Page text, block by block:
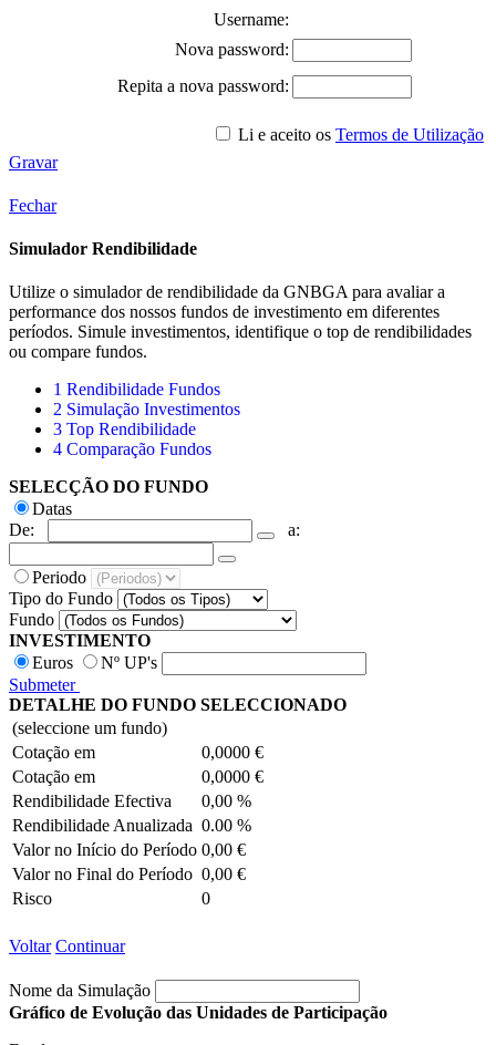
Username:
Nova password:
Repita a nova password:
Li e aceito os Termos de Utilização
Gravar
Fechar
Simulador Rendibilidade
Utilize o simulador de rendibilidade da GNBGA para avaliar a
performance dos nossos fundos de investimento em diferentes
períodos. Simule investimentos, identifique o top de rendibilidades
ou compare fundos.
1 Rendibilidade Fundos
2 Simulação Investimentos
3 Top Rendibilidade
4 Comparação Fundos
SELECÇÃO DO FUNDO
Datas
De:
a:
Periodo
Tipo do Fundo
Fundo
INVESTIMENTO
Euros
Nº UP's
Submeter
DETALHE DO FUNDO SELECCIONADO
(seleccione um fundo)
Cotação em
0,0000 €
Cotação em
0,0000 €
Rendibilidade Efectiva
0,00 %
Rendibilidade Anualizada 0.00 %
Valor no Início do Período 0,00 €
Valor no Final do Período 0,00 €
Risco
0
Voltar Continuar
Nome da Simulação
Gráfico de Evolução das Unidades de Participação